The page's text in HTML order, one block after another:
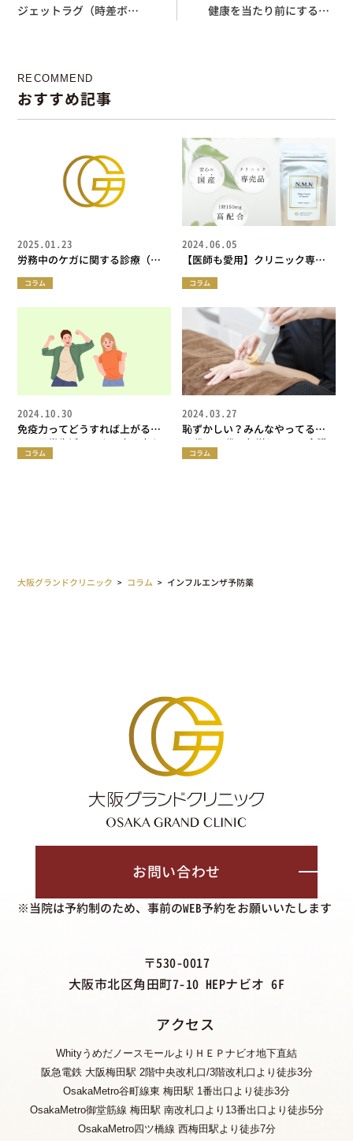
ジェットラグ（時差ボ
健康を当たり前にする
RECOMMEND
おすすめ記事
労務中のケガに関する診療（労
災保険指定医療機関）
2025.01.23
コラム
【医師も愛用】クリニック専
売・NMNサプリメントの特徴と期
待できる効果
2024.06.05
コラム
免疫力ってどうすれば上がる
の？日常生活でできる高め方を
紹介
2024.10.30
コラム
恥ずかしい？みんなやってる？
40代〜60代で急増している介護
脱毛とは
2024.03.27
コラム
大阪グランドクリニック > コラム > インフルエンザ予防薬
お問い合わせ
※当院は予約制のため、事前のWEB予約をお願いいたします
〒530-0017
大阪市北区角田町7-10 HEPナビオ 6F
アクセス
WhityうめだノースモールよりＨＥＰナビオ地下直結
阪急電鉄 大阪梅田駅 2階中央改札口/3階改札口より徒歩3分
OsakaMetro谷町線東 梅田駅 1番出口より徒歩3分
OsakaMetro御堂筋線 梅田駅 南改札口より13番出口より徒歩5分
OsakaMetro四ツ橋線 西梅田駅より徒歩7分